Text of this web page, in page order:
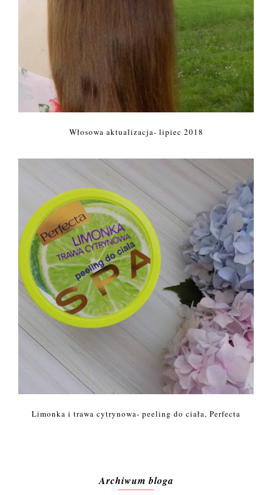
Włosowa aktualizacja- lipiec 2018
Limonka i trawa cytrynowa- peeling do ciała, Perfecta
Archiwum bloga